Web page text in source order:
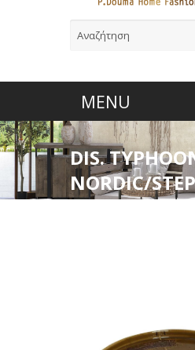
DIS.
NORDIC/
ΚΑΦΕ 30ΕΚ